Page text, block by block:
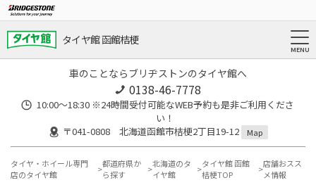
タイヤ館 函館桔梗
車のことならブリヂストンのタイヤ館へ
0138-46-7778
10:00～18:30 ※24時間受付可能なWEB予約も是非ご利用くださ
い！
〒041-0808 北海道函館市桔梗2丁目19-12
Map
タイヤ・ホイール専門
店のタイヤ館
都道府県か
ら探す
北海道のタ
イヤ館
タイヤ館 函館
桔梗TOP
店舗おスス
メ情報